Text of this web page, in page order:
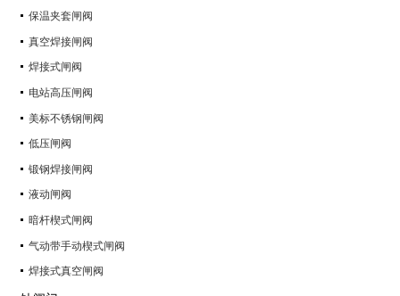
保温夹套闸阀
真空焊接闸阀
焊接式闸阀
电站高压闸阀
美标不锈钢闸阀
低压闸阀
锻钢焊接闸阀
液动闸阀
暗杆楔式闸阀
气动带手动楔式闸阀
焊接式真空闸阀